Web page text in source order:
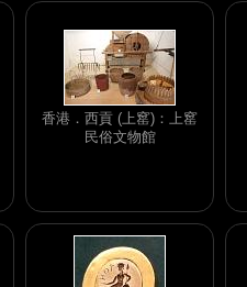
香港．西貢 (上窰)：上窰
民俗文物館